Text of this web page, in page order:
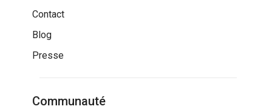
Contact
Blog
Presse
Communauté